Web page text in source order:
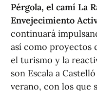
Pérgola, el camí La
Envejecimiento
continuará
así como proyectos
el turismo y la
son Escala a
verano, con los que